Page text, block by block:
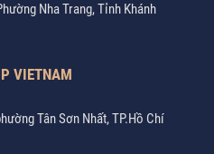
Nha Trang, Tỉnh Khánh
VIETNAM
Tân Sơn Nhất, TP.Hồ Chí